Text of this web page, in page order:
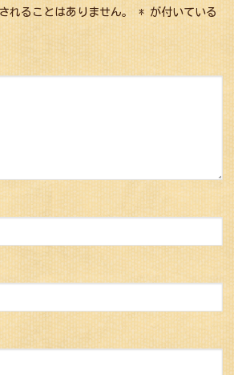
れることはありません。 *が付いている